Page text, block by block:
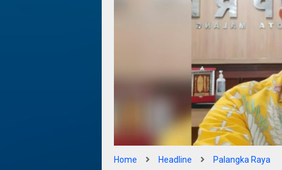
Home Headline Palangka Raya